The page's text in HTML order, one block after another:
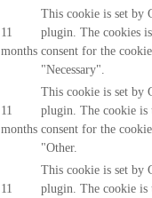
11
months
This cookie is set by
plugin. The cookies
consent for the
"Necessary".
11
months
This cookie is set by
plugin. The cookie is
consent for the
"Other.
11
This cookie is set by
plugin. The cookie is